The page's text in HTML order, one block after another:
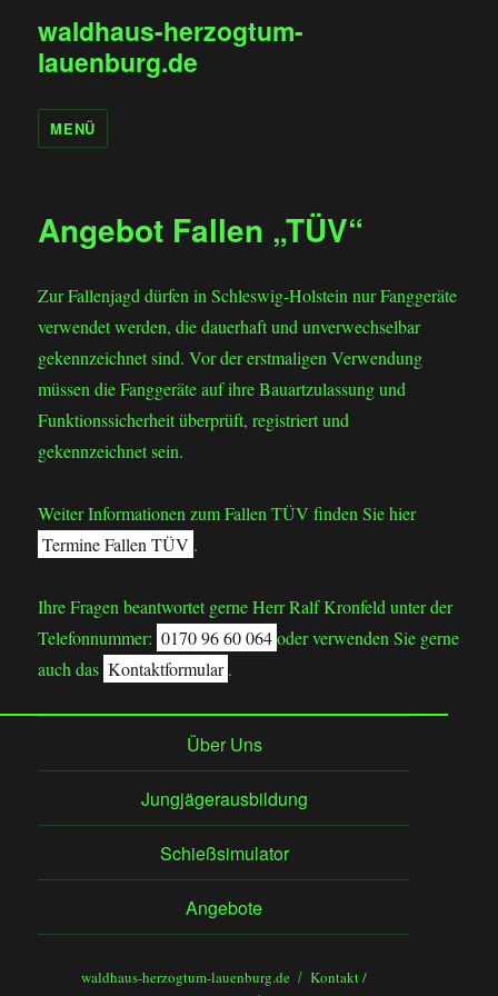
waldhaus-herzogtum-
lauenburg.de
MENÜ
Angebot Fallen „TÜV“
Zur Fallenjagd dürfen in Schleswig-Holstein nur Fanggeräte
verwendet werden, die dauerhaft und unverwechselbar
gekennzeichnet sind. Vor der erstmaligen Verwendung
müssen die Fanggeräte auf ihre Bauartzulassung und
Funktionssicherheit überprüft, registriert und
gekennzeichnet sein.
Weiter Informationen zum Fallen TÜV finden Sie hier
Termine Fallen TÜV .
Ihre Fragen beantwortet gerne Herr Ralf Kronfeld unter der
Telefonnummer: 0170 96 60 064 oder verwenden Sie gerne
auch das Kontaktformular .
Über Uns
Jungjägerausbildung
Schießsimulator
Angebote
waldhaus-herzogtum-lauenburg.de Kontakt/